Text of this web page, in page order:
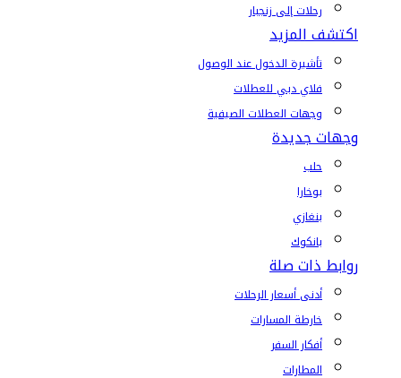
رحلات إلى زنجبار
اكتشف المزيد
تأشيرة الدخول عند الوصول
فلاي دبي للعطلات
وجهات العطلات الصيفية
وجهات جديدة
حلب
بوخارا
بنغازي
بانكوك
روابط ذات صلة
أدنى أسعار الرحلات
خارطة المسارات
أفكار السفر
المطارات